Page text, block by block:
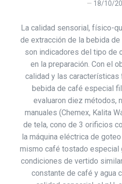
18/10/
La calidad sensorial, físico-
de extracción de la bebida
son indicadores del tipo de
en la preparación. Con el
calidad y las
bebida de café especial
evaluaron diez métodos,
manuales (Chemex, Kalita
de tela, cono de 3 orificios
la máquina eléctrica de
mismo café tostado especial
condiciones de vertido
constante de café y agua